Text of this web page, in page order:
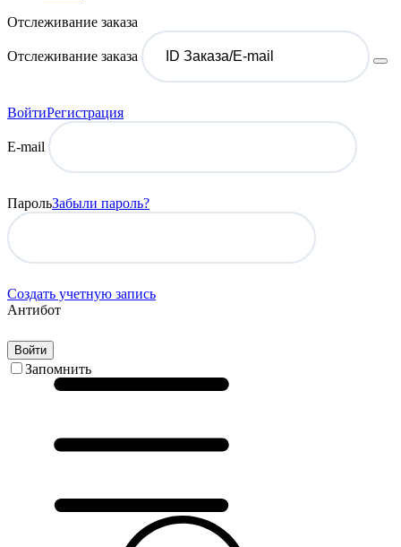
Отслеживание заказа
Отслеживание заказа
ВойтиРегистрация
E-mail
ПарольЗабыли пароль?
Создать учетную запись
Антибот
Войти
Запомнить